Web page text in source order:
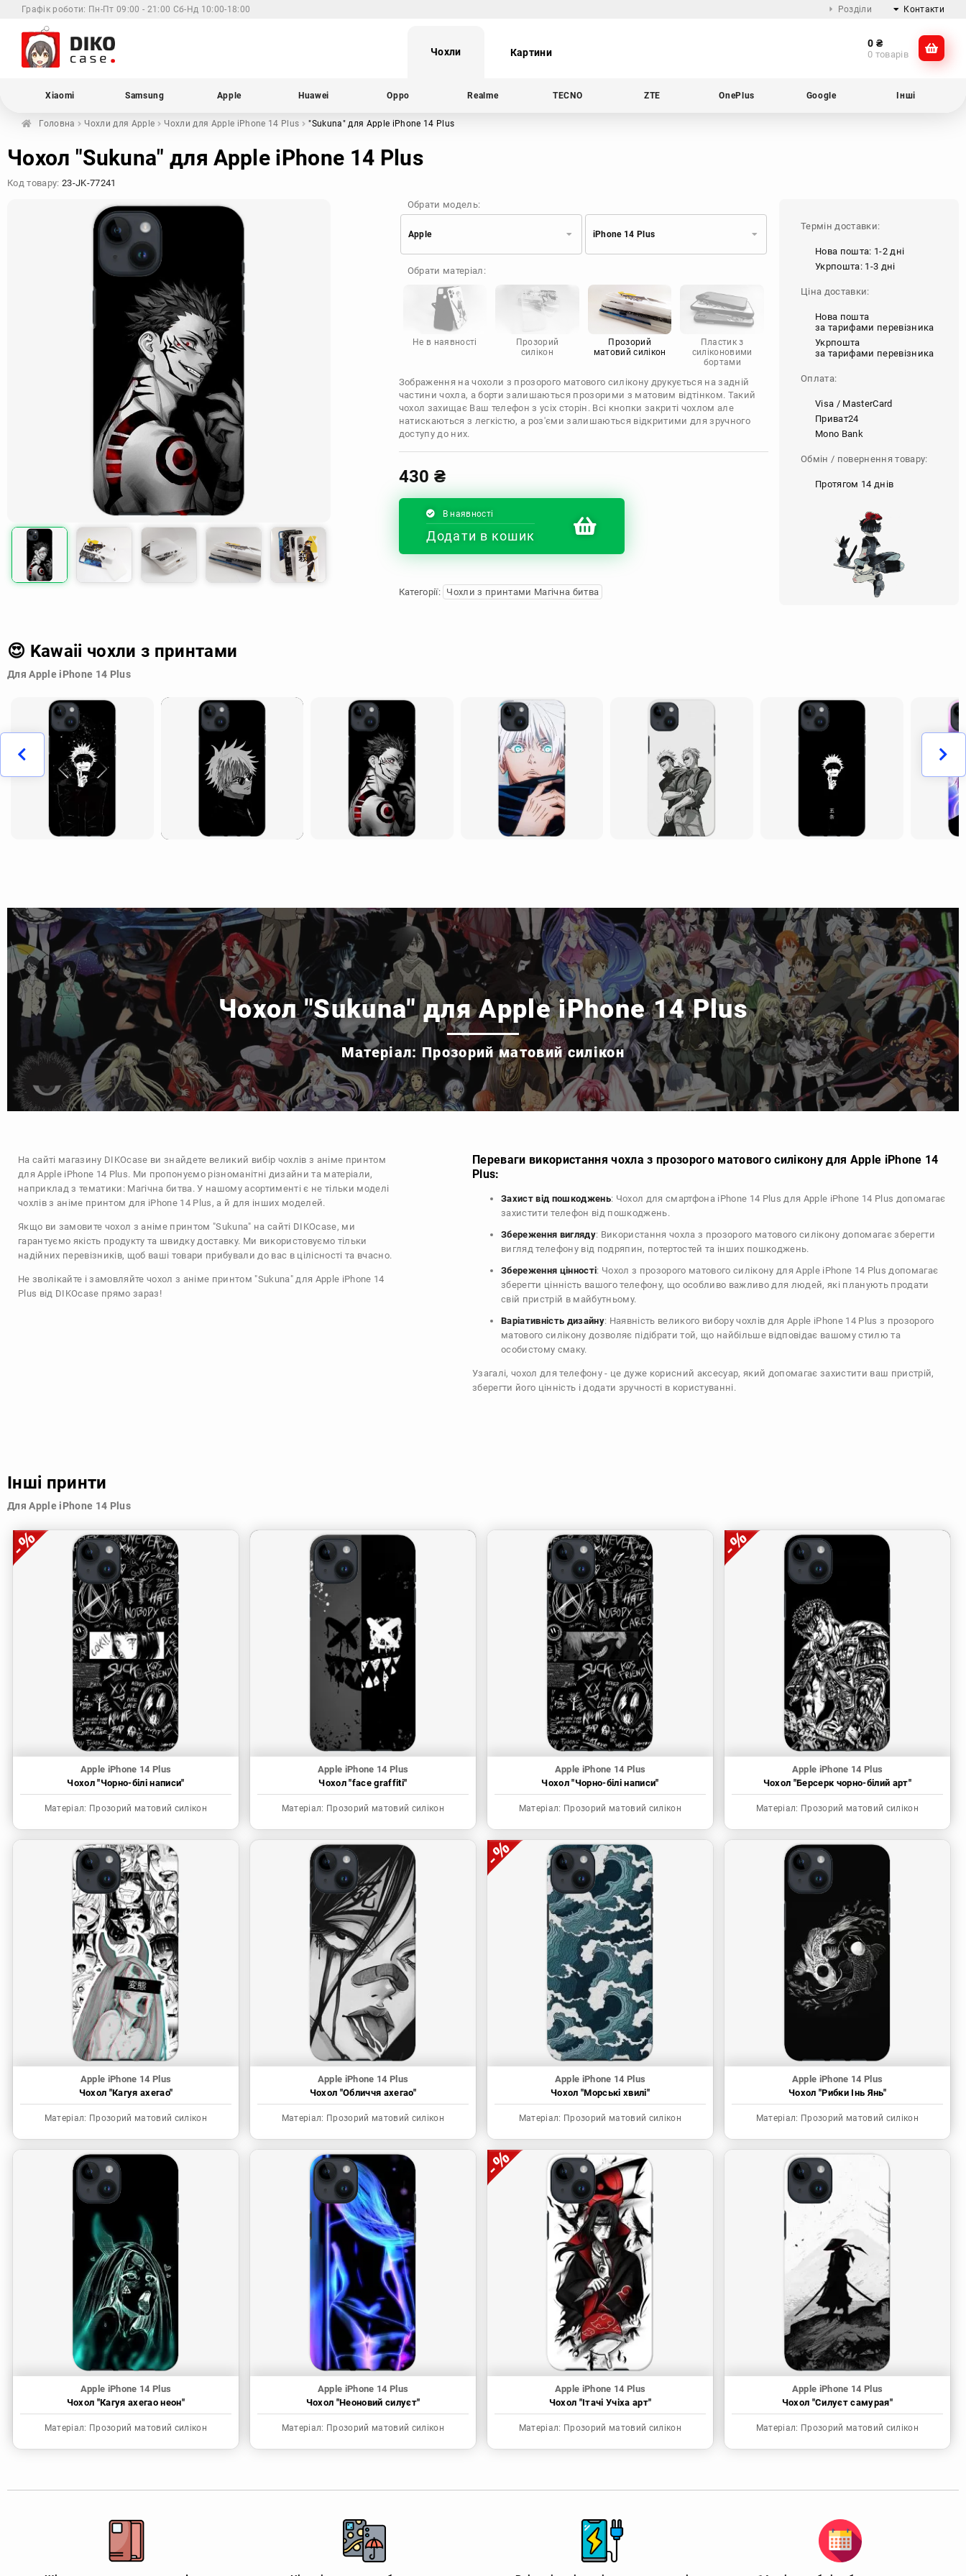
Графік роботи: Пн-Пт 09:00 - 21:00 Сб-Нд 10:00-18:00 Розділи Контакти
@dikocase
Чохли Картини
0 ₴
0 товарів
Xiaomi Samsung Apple Huawei Oppo Realme TECNO ZTE OnePlus Google Інші
Головна Чохли для Apple Чохли для Apple iPhone 14 Plus "Sukuna" для Apple iPhone 14 Plus
Чохол "Sukuna" для Apple iPhone 14 Plus
Код товару: 23-JK-77241
Обрати модель:
Apple
Samsung
Apple
OnePlus
Google
Doogee
Motorola
iPhone 14 Plus
Обрати матеріал:
Не в наявності
Прозорий
силікон
Прозорий
матовий силікон
Пластик з
силіконовими
бортами
Зображення на чохоли з прозорого матового силікону друкується на задній
частини чохла, а борти залишаються прозорими з матовим відтінком. Такий
чохол захищає Ваш телефон з усіх сторін. Всі кнопки закриті чохлом але
натискаються з легкістю, а роз'єми залишаються відкритими для зручного
доступу до них.
430 ₴
В наявності
Додати в кошик
Категорії: Чохли з принтами Магічна битва
Термін доставки:
Нова пошта: 1-2 дні
Укрпошта: 1-3 дні
Ціна доставки:
Нова пошта
за тарифами перевізника
Укрпошта
за тарифами перевізника
Оплата:
Visa / MasterCard
Приват24
Mono Bank
Обмін / повернення товару:
Протягом 14 днів
😍 Kawaii чохли з принтами
Для Apple iPhone 14 Plus
Чохол "Sukuna" для Apple iPhone 14 Plus
Матеріал: Прозорий матовий силікон
На сайті магазину DIKOcase ви знайдете великий вибір чохлів з аніме принтом
для Apple iPhone 14 Plus. Ми пропонуємо різноманітні дизайни та матеріали,
наприклад з тематики: Магічна битва. У нашому асортименті є не тільки моделі
чохлів з аніме принтом для iPhone 14 Plus, а й для інших моделей.
Якщо ви замовите чохол з аніме принтом "Sukuna" на сайті DIKOcase, ми
гарантуємо якість продукту та швидку доставку. Ми використовуємо тільки
надійних перевізників, щоб ваші товари прибували до вас в цілісності та вчасно.
Не зволікайте і замовляйте чохол з аніме принтом "Sukuna" для Apple iPhone 14
Plus від DIKOcase прямо зараз!
Переваги використання чохла з прозорого матового силікону для Apple iPhone 14
Plus:
Захист від пошкоджень: Чохол для смартфона iPhone 14 Plus для Apple iPhone 14 Plus допомагає
захистити телефон від пошкоджень.
Збереження вигляду: Використання чохла з прозорого матового силікону допомагає зберегти
вигляд телефону від подряпин, потертостей та інших пошкоджень.
Збереження цінності: Чохол з прозорого матового силікону для Apple iPhone 14 Plus допомагає
зберегти цінність вашого телефону, що особливо важливо для людей, які планують продати
свій пристрій в майбутньому.
Варіативність дизайну: Наявність великого вибору чохлів для Apple iPhone 14 Plus з прозорого
матового силікону дозволяє підібрати той, що найбільше відповідає вашому стилю та
особистому смаку.
Узагалі, чохол для телефону - це дуже корисний аксесуар, який допомагає захистити ваш пристрій,
зберегти його цінність і додати зручності в користуванні.
Інші принти
Для Apple iPhone 14 Plus
Apple iPhone 14 Plus
Чохол "Чорно-білі написи"
Матеріал: Прозорий матовий силікон
Apple iPhone 14 Plus
Чохол "face graffiti"
Матеріал: Прозорий матовий силікон
Apple iPhone 14 Plus
Чохол "Чорно-білі написи"
Матеріал: Прозорий матовий силікон
Apple iPhone 14 Plus
Чохол "Берсерк чорно-білий арт"
Матеріал: Прозорий матовий силікон
Apple iPhone 14 Plus
Чохол "Кагуя ахегао"
Матеріал: Прозорий матовий силікон
Apple iPhone 14 Plus
Чохол "Обличчя ахегао"
Матеріал: Прозорий матовий силікон
Apple iPhone 14 Plus
Чохол "Морські хвилі"
Матеріал: Прозорий матовий силікон
Apple iPhone 14 Plus
Чохол "Рибки Інь Янь"
Матеріал: Прозорий матовий силікон
Apple iPhone 14 Plus
Чохол "Кагуя ахегао неон"
Матеріал: Прозорий матовий силікон
Apple iPhone 14 Plus
Чохол "Неоновий силуєт"
Матеріал: Прозорий матовий силікон
Apple iPhone 14 Plus
Чохол "Ітачі Учіха арт"
Матеріал: Прозорий матовий силікон
Apple iPhone 14 Plus
Чохол "Силуєт самурая"
Матеріал: Прозорий матовий силікон